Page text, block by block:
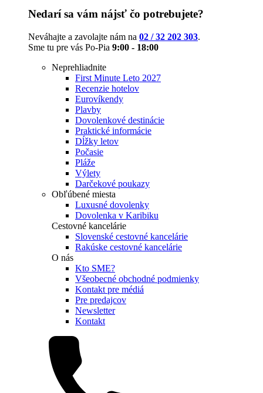
Nedarí sa vám nájsť čo potrebujete?
Neváhajte a zavolajte nám na 02 / 32 202 303.
Sme tu pre vás Po-Pia 9:00 - 18:00
Neprehliadnite
First Minute Leto 2027
Recenzie hotelov
Eurovíkendy
Plavby
Dovolenkové destinácie
Praktické informácie
Dĺžky letov
Počasie
Pláže
Výlety
Darčekové poukazy
Obľúbené miesta
Luxusné dovolenky
Dovolenka v Karibiku
Cestovné kancelárie
Slovenské cestovné kancelárie
Rakúske cestovné kancelárie
O nás
Kto SME?
Všeobecné obchodné podmienky
Kontakt pre médiá
Pre predajcov
Newsletter
Kontakt